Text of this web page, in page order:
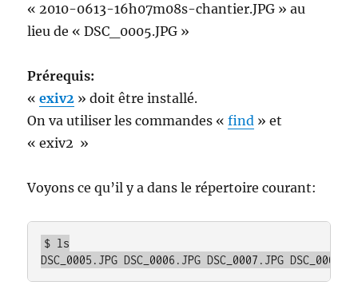
« 2010-0613-16h07m08s-chantier.JPG » au
lieu de « DSC_0005.JPG »
Prérequis:
«exiv2 » doit être installé.
On va utiliser les commandes «find » et
« exiv2 »
Voyons ce qu’il y a dans le répertoire courant:
$ ls